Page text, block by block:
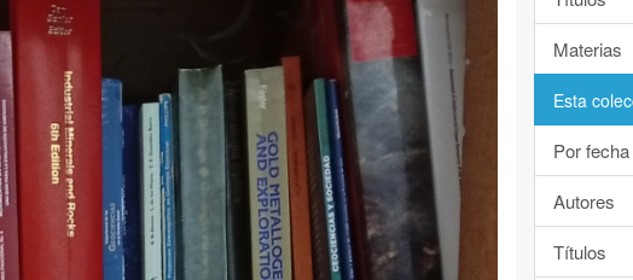
Materias
Esta
Por
Autores
Títulos